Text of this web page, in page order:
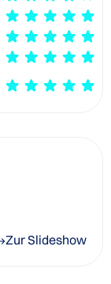
Zur Slideshow